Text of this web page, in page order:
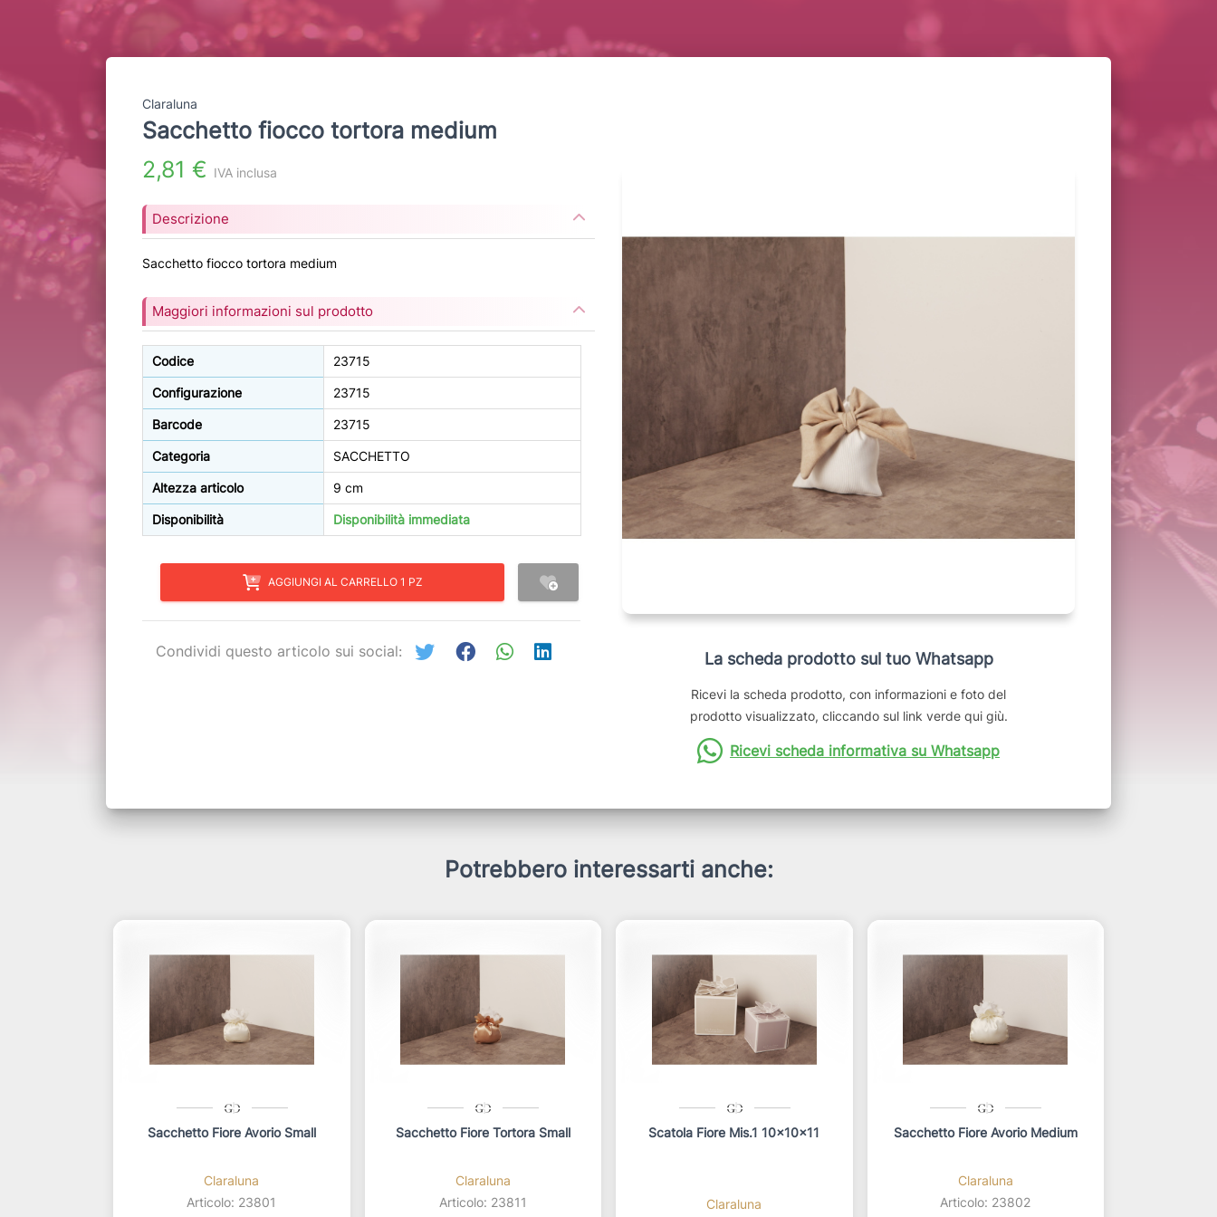
Claraluna
Sacchetto fiocco tortora medium
2,81 € IVA inclusa
Descrizione
Sacchetto fiocco tortora medium
Maggiori informazioni sul prodotto
Codice 23715
Configurazione 23715
Barcode 23715
Categoria SACCHETTO
Altezza articolo 9 cm
Disponibilità Disponibilità immediata
AGGIUNGI AL CARRELLO 1 PZ
Condividi questo articolo sui social: La scheda prodotto sul tuo Whatsapp
Ricevi la scheda prodotto, con informazioni e foto del
prodotto visualizzato, cliccando sul link verde qui giù.
Ricevi scheda informativa su Whatsapp
Potrebbero interessarti anche:
Sacchetto Fiore Avorio Small
Claraluna
Articolo: 23801
Sacchetto Fiore Tortora Small
Claraluna
Articolo: 23811
Scatola Fiore Mis.1 10x10x11
Claraluna
Sacchetto Fiore Avorio Medium
Claraluna
Articolo: 23802